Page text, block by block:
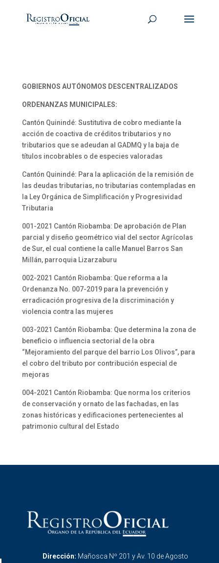
GOBIERNOS AUTÓNOMOS DESCENTRALIZADOS
ORDENANZAS MUNICIPALES:
Cantón Quinindé: Sustitutiva de cobro mediante la
acción de coactiva de créditos tributarios y no
tributarios que se adeudan al GADMQ y la baja de
títulos incobrables o de especies valoradas
Cantón Quinindé: Para la aplicación de la remisión de
las deudas tributarias, no tributarias contempladas en
la Ley Orgánica de Simplificación y Progresividad
Tributaria
001-2021 Cantón Riobamba: De aprobación de Plan
parcial y diseño geométrico vial del sector Agrícolas
de Sur, el cual contiene la calle Manuel Barros San
Millán, parroquia Lizarzaburu
002-2021 Cantón Riobamba: Que reforma a la
Ordenanza No. 007-2019 para la prevención y
erradicación progresiva de la discriminación y
violencia contra las mujeres
003-2021 Cantón Riobamba: Que determina la zona de
beneficio o influencia sectorial de la obra
“Mejoramiento del parque del barrio Los Olivos”, para
el cobro del tributo por contribución especial de
mejoras
004-2021 Cantón Riobamba: Que norma los criterios
de conservación y ornato de las fachadas, en las
zonas históricas y edificaciones pertenecientes al
patrimonio cultural del Estado
Dirección: Mañosca Nº 201 y Av. 10 de Agosto